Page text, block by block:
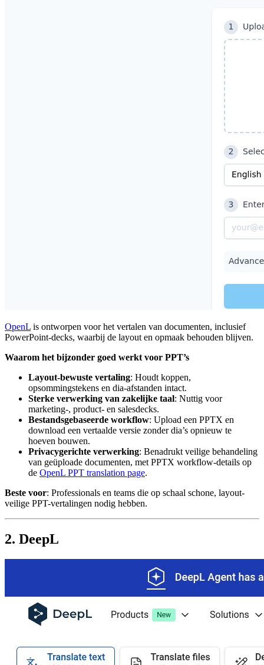
OpenL is ontworpen voor het vertalen van documenten, inclusief
PowerPoint-decks, waarbij de layout en opmaak behouden blijven.
Waarom het bijzonder goed werkt voor PPT’s
Layout-bewuste vertaling: Houdt koppen,
opsommingstekens en dia-afstanden intact.
Sterke verwerking van zakelijke taal: Nuttig voor
marketing-, product- en salesdecks.
Bestandsgebaseerde workflow: Upload een PPTX en
download een vertaalde versie zonder dia’s opnieuw te
hoeven bouwen.
Privacygerichte verwerking: Benadrukt veilige behandeling
van geüploade documenten, met PPTX workflow-details op
de OpenL PPT translation page.
Beste voor: Professionals en teams die op schaal schone, layout-
veilige PPT-vertalingen nodig hebben.
2. DeepL